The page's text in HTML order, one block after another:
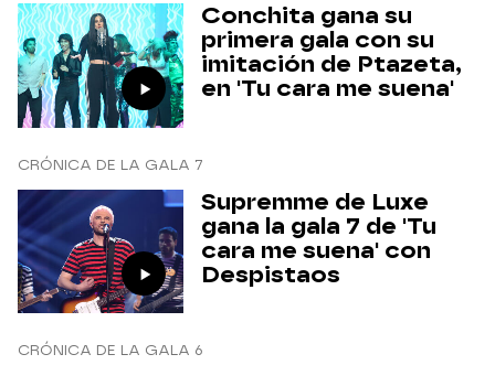
Conchita gana su
primera gala con su
imitación de Ptazeta,
en 'Tu cara me suena'
CRÓNICA DE LA GALA 7
Supremme de Luxe
gana la gala 7 de 'Tu
cara me suena' con
Despistaos
CRÓNICA DE LA GALA 6